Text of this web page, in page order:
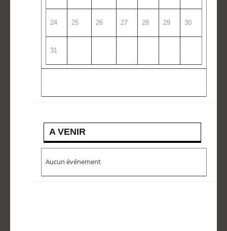
24 25 26 27 28 29 30
31
A VENIR
Aucun événement